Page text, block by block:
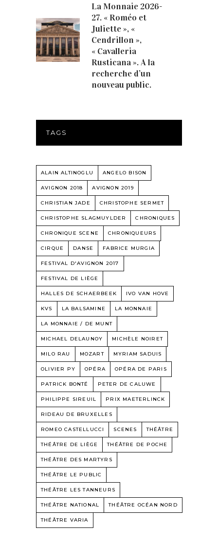
La Monnaie 2026-
27. « Roméo et
Juliette », «
Cendrillon »,
« Cavalleria
Rusticana ». A la
recherche d’un
nouveau public.
TAGS
ALAIN ALTINOGLU ANGELO BISON
AVIGNON 2018 AVIGNON 2019
CHRISTIAN JADE CHRISTOPHE SERMET
CHRISTOPHE SLAGMUYLDER CHRONIQUES
CHRONIQUE SCENE CHRONIQUEURS
CIRQUE DANSE FABRICE MURGIA
FESTIVAL D'AVIGNON 2017
FESTIVAL DE LIÈGE
HALLES DE SCHAERBEEK IVO VAN HOVE
KVS LA BALSAMINE LA MONNAIE
LA MONNAIE / DE MUNT
MICHAEL DELAUNOY MICHÈLE NOIRET
MILO RAU MOZART MYRIAM SADUIS
OLIVIER PY OPÉRA OPÉRA DE PARIS
PATRICK BONTÉ PETER DE CALUWE
PHILIPPE SIREUIL PRIX MAETERLINCK
RIDEAU DE BRUXELLES
ROMEO CASTELLUCCI SCENES THÉÂTRE
THÉÂTRE DE LIÈGE THÉÂTRE DE POCHE
THÉÂTRE DES MARTYRS
THÉÂTRE LE PUBLIC
THÉÂTRE LES TANNEURS
THÉÂTRE NATIONAL THÉÂTRE OCÉAN NORD
THÉÂTRE VARIA